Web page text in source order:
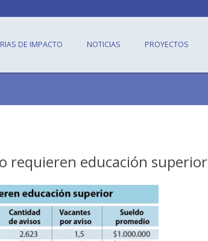
DE IMPACTO NOTICIAS PROYECTOS
requieren educación superior